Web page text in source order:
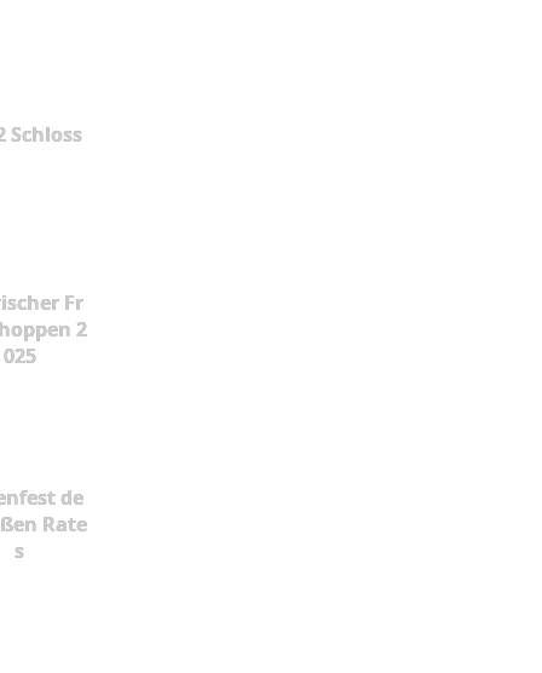
Schloss
Fr
2
025
de
Rate
s